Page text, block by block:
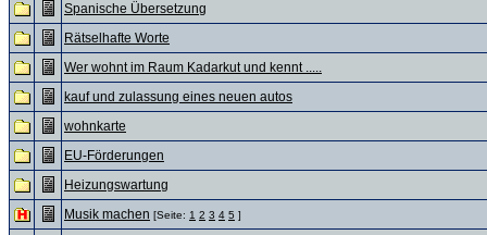
Spanische Übersetzung
Rätselhafte Worte
Wer wohnt im Raum Kadarkut und kennt .....
kauf und zulassung eines neuen autos
wohnkarte
EU-Förderungen
Heizungswartung
Musik machen [Seite: 1 2 3 4 5 ]